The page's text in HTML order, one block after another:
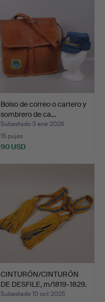
Bolso de correo o cartero y
sombrero de ca…
Subastado 3 ene 2026
15 pujas
90 USD
CINTURÓN/CINTURÓN
DE DESFILE, m/1819-1829.
Subastado 10 oct 2025